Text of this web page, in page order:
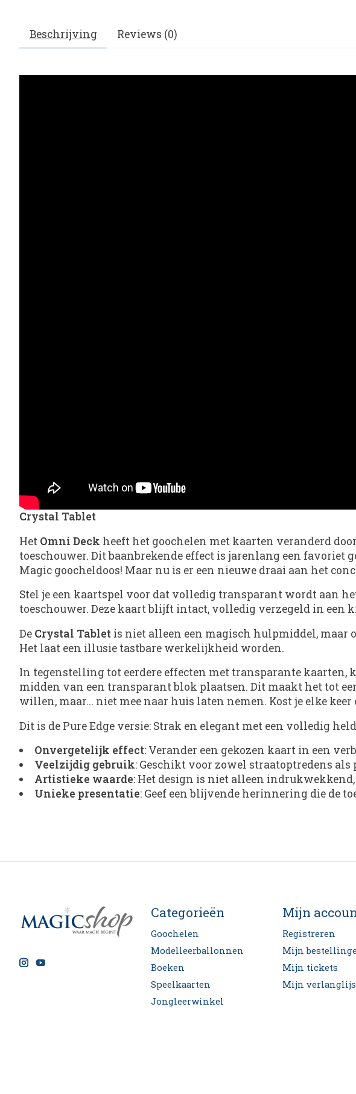
Beschrijving Reviews (0)
Crystal Tablet
Het Omni Deck heeft het goochelen met kaarten veranderd
toeschouwer. Dit baanbrekende effect is jarenlang een
Magic goocheldoos! Maar nu is er een nieuwe draai aan het
Stel je een kaartspel voor dat volledig transparant wordt aan
toeschouwer. Deze kaart blijft intact, volledig verzegeld in een
De Crystal Tablet is niet alleen een magisch hulpmiddel, maar
Het laat een illusie tastbare werkelijkheid worden.
In tegenstelling tot eerdere effecten met transparante kaarten,
midden van een transparant blok plaatsen. Dit maakt het tot
willen, maar... niet mee naar huis laten nemen. Kost je elke
Dit is de Pure Edge versie: Strak en elegant met een volledig
Onvergetelijk effect: Verander een gekozen kaart in een
Veelzijdig gebruik: Geschikt voor zowel straatoptredens als
Artistieke waarde: Het design is niet alleen
Unieke presentatie: Geef een blijvende herinnering die de
Categorieën
Goochelen
Modelleerballonnen
Boeken
Speelkaarten
Jongleerwinkel
Mijn
Registreren
Mijn
Mijn tickets
Mijn